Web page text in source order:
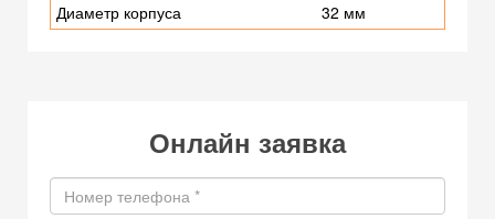
Диаметр корпуса
32 мм
Онлайн заявка